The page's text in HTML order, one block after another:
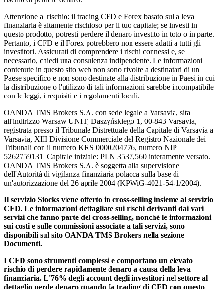
Attenzione al rischio: il trading CFD e Forex basato sulla leva
finanziaria è altamente rischioso per il tuo capitale; se investi in
questo prodotto, potresti perdere il denaro investito in toto o in parte.
Pertanto, i CFD e il Forex potrebbero non essere adatti a tutti gli
investitori. Assicurati di comprendere i rischi connessi e, se
necessario, chiedi una consulenza indipendente. Le informazioni
contenute in questo sito web non sono rivolte a destinatari di un
Paese specifico e non sono destinate alla distribuzione in Paesi in cui
la distribuzione o l'utilizzo di tali informazioni sarebbe incompatibile
con le leggi, i requisiti e i regolamenti locali.
OANDA TMS Brokers S.A. con sede legale a Varsavia, sita
all'indirizzo Warsaw UNIT, Daszyńskiego 1, 00-843 Varsavia,
registrata presso il Tribunale Distrettuale della Capitale di Varsavia a
Varsavia, XIII Divisione Commerciale del Registro Nazionale dei
Tribunali con il numero KRS 0000204776, numero NIP
5262759131, Capitale iniziale: PLN 3537,560 interamente versato.
OANDA TMS Brokers S.A. è soggetta alla supervisione
dell'Autorità di vigilanza finanziaria polacca sulla base di
un'autorizzazione del 26 aprile 2004 (KPWiG-4021-54-1/2004).
Il servizio Stocks viene offerto in cross-selling insieme al servizio
CFD. Le informazioni dettagliate sui rischi derivanti dai vari
servizi che fanno parte del cross-selling, nonché le informazioni
sui costi e sulle commissioni associate a tali servizi, sono
disponibili sul sito OANDA TMS Brokers nella sezione
Documenti.
I CFD sono strumenti complessi e comportano un elevato
rischio di perdere rapidamente denaro a causa della leva
finanziaria. L'76% degli account degli investitori nel settore al
dettaglio perde denaro quando fa trading di CFD con questo